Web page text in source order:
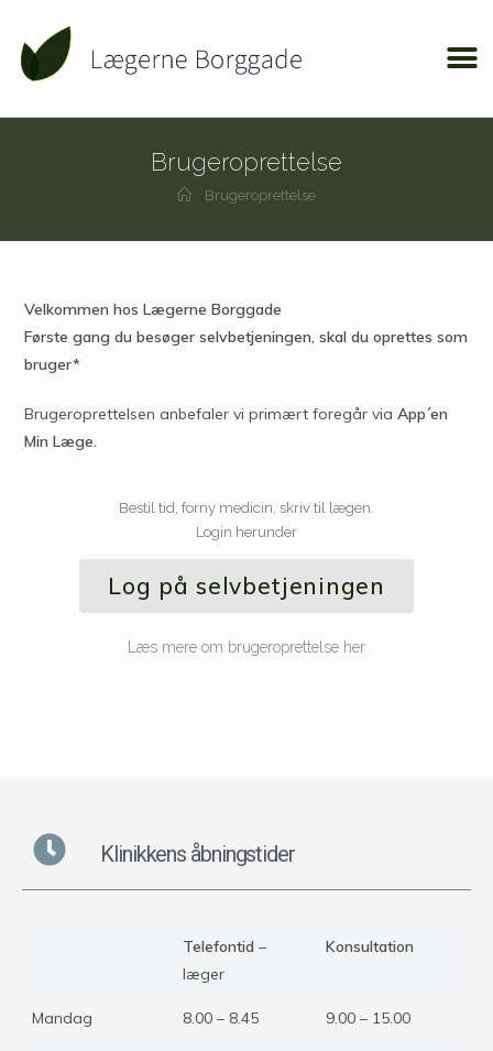
Brugeroprettelse
Brugeroprettelse
Velkommen hos Lægerne Borggade
Første gang du besøger selvbetjeningen, skal du oprettes som
bruger*
Brugeroprettelsen anbefaler vi primært foregår viaApp´en
Min Læge.
Bestil tid, forny medicin, skriv til lægen.
Login herunder
Log på selvbetjeningen
Læs mere om brugeroprettelse her
Klinikkens åbningstider
Telefontid –
læger
Konsultation
Mandag 8.00 – 8.45 9.00 – 15.00